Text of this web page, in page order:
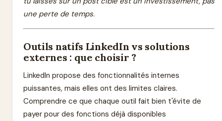
une perte de temps.
Outils natifs LinkedIn vs solutions
externes : que choisir ?
LinkedIn propose des fonctionnalités internes
puissantes, mais elles ont des limites claires.
Comprendre ce que chaque outil fait bien t'évite de
payer pour des fonctions déjà disponibles